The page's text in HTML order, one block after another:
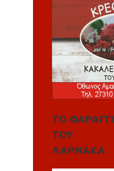
ΤΟ ΦΑΡΑΓΓΙ
ΤΟΥ
ΛΑΡΝΑΚΑ